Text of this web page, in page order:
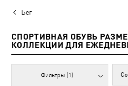
Бег
СПОРТИВНАЯ ОБУВЬ
КОЛЛЕКЦИИ ДЛЯ
Фильтры (1)